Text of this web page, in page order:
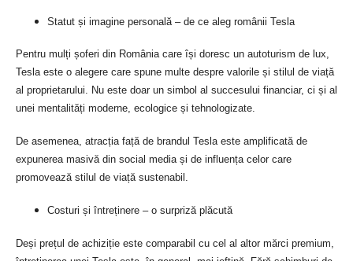
Statut și imagine personală – de ce aleg românii Tesla
Pentru mulți șoferi din România care își doresc un autoturism de lux,
Tesla este o alegere care spune multe despre valorile și stilul de viață
al proprietarului. Nu este doar un simbol al succesului financiar, ci și al
unei mentalități moderne, ecologice și tehnologizate.
De asemenea, atracția față de brandul Tesla este amplificată de
expunerea masivă din social media și de influența celor care
promovează stilul de viață sustenabil.
Costuri și întreținere – o surpriză plăcută
Deși prețul de achiziție este comparabil cu cel al altor mărci premium,